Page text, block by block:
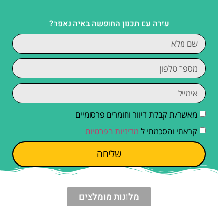
עזרה עם תכנון החופשה באיה נאפה?
מאשר/ת קבלת דיוור וחומרים פרסומיים
קראתי והסכמתי ל מדיניות הפרטיות
שליחה
מלונות מומלצים